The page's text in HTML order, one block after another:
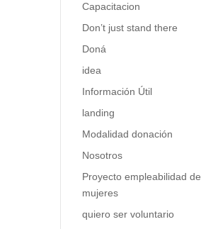
Capacitacion
Don’t just stand there
Doná
idea
Información Útil
landing
Modalidad donación
Nosotros
Proyecto empleabilidad de
mujeres
quiero ser voluntario